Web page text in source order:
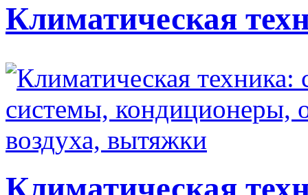
Климатическая